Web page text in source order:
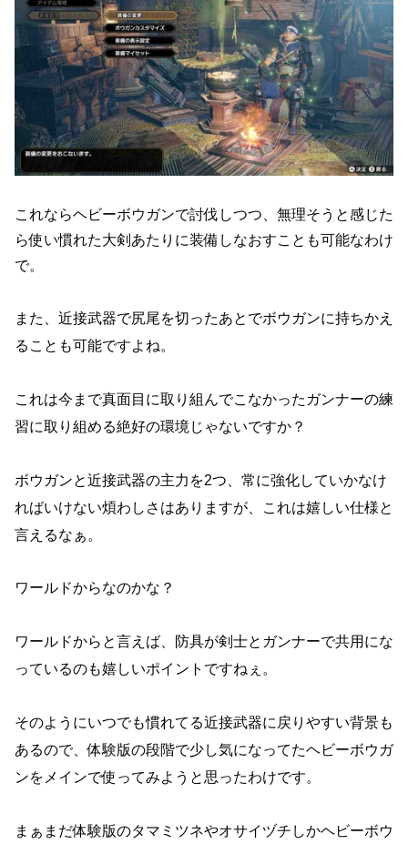
これならヘビーボウガンで討伐しつつ、無理そうと感じた
ら使い慣れた大剣あたりに装備しなおすことも可能なわけ
で。
また、近接武器で尻尾を切ったあとでボウガンに持ちかえ
ることも可能ですよね。
これは今まで真面目に取り組んでこなかったガンナーの練
習に取り組める絶好の環境じゃないですか？
ボウガンと近接武器の主力を2つ、常に強化していかなけ
ればいけない煩わしさはありますが、これは嬉しい仕様と
言えるなぁ。
ワールドからなのかな？
ワールドからと言えば、防具が剣士とガンナーで共用にな
っているのも嬉しいポイントですねぇ。
そのようにいつでも慣れてる近接武器に戻りやすい背景も
あるので、体験版の段階で少し気になってたヘビーボウガ
ンをメインで使ってみようと思ったわけです。
まぁまだ体験版のタマミツネやオサイヅチしかヘビーボウ